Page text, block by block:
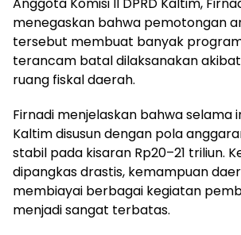
Anggota Komisi II DPRD Kaltim,
menegaskan bahwa pemotongan
tersebut membuat banyak
terancam batal dilaksanakan
ruang fiskal daerah.
Firnadi menjelaskan bahwa selama
Kaltim disusun dengan pola
stabil pada kisaran Rp20–21 triliun.
dipangkas drastis, kemampuan
membiayai berbagai kegiatan
menjadi sangat terbatas.